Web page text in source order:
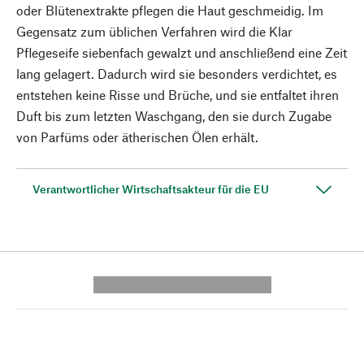
oder Blütenextrakte pflegen die Haut geschmeidig. Im
Gegensatz zum üblichen Verfahren wird die Klar
Pflegeseife siebenfach gewalzt und anschließend eine Zeit
lang gelagert. Dadurch wird sie besonders verdichtet, es
entstehen keine Risse und Brüche, und sie entfaltet ihren
Duft bis zum letzten Waschgang, den sie durch Zugabe
von Parfüms oder ätherischen Ölen erhält.
Verantwortlicher Wirtschaftsakteur für die EU